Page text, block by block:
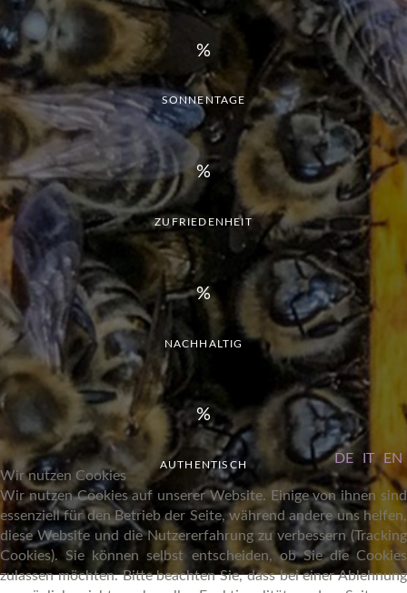
SONNENTAGE
ZUFRIEDENHEIT
NACHHALTIG
AUTHENTISCH
Wir nutzen Cookies
DE IT EN
Wir nutzen Cookies auf unserer Website. Einige von ihnen sind
essenziell für den Betrieb der Seite, während andere uns helfen,
diese Website und die Nutzererfahrung zu verbessern (Tracking
Cookies). Sie können selbst entscheiden, ob Sie die Cookies
zulassen möchten. Bitte beachten Sie, dass bei einer Ablehnung